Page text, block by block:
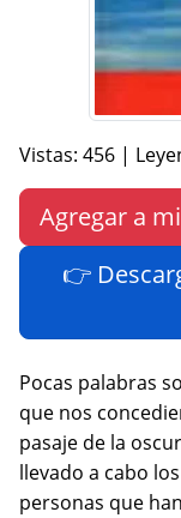
Vistas: 456 |
Agregar a
👉
Pocas palabras
que nos
pasaje de la
llevado a cabo
personas que